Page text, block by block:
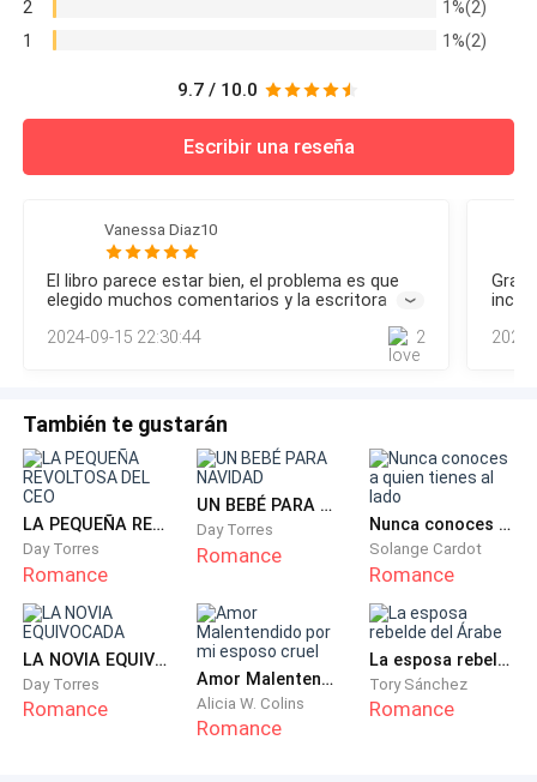
2
1%(2)
1
1%(2)
9.7 / 10.0
Escribir una reseña
Vanessa Diaz10
El libro parece estar bien, el problema es que
elegido muchos comentarios y la escritora no
final( algo decepcionante).
2024-09-15 22:30:44 2
Gran
También te gustarán
LA PEQUEÑA REVOLTOSA DEL CEO
Day Torres
Romance
UN BEBÉ PARA NAVIDAD
Day Torres
Romance
Nunca conoces a quien tienes al lado
Solange Cardot
Romance
LA NOVIA EQUIVOCADA
Day Torres
Romance
Amor Malentendido por mi esposo cruel
Alicia W. Colins
Romance
La esposa rebelde del Árabe
Tory Sánchez
Romance